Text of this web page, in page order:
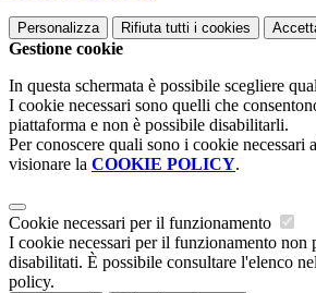
Personalizza Rifiuta tutti i cookies
Gestione cookie
In questa schermata è possibile scegliere
I cookie necessari sono quelli che
piattaforma e non è possibile disabilitarli.
Per conoscere quali sono i cookie necessari
visionare la COOKIE POLICY.
Cookie necessari per il funzionamento
I cookie necessari per il funzionamento non
disabilitati. È possibile consultare l'elenco
policy.